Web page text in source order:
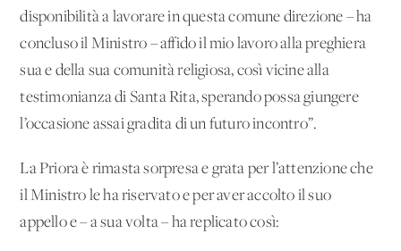
disponibilità a lavorare in questa comune direzione – ha
concluso il Ministro – affido il mio lavoro alla preghiera
sua e della sua comunità religiosa, così vicine alla
testimonianza di Santa Rita, sperando possa giungere
l’occasione assai gradita di un futuro incontro”.
La Priora è rimasta sorpresa e grata per l’attenzione che
il Ministro le ha riservato e per aver accolto il suo
appello e – a sua volta – ha replicato così: